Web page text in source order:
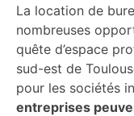
La location de
nombreuses
quête d’espace
sud-est de
pour les sociétés
entreprises